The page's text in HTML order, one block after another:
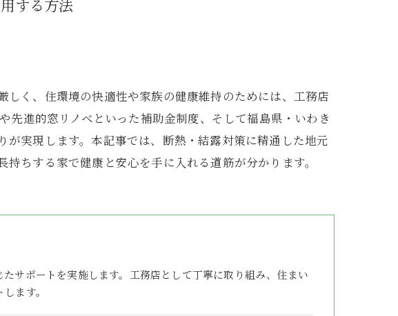
する方法
く、住環境の快適性や家族の健康維持のためには、工務店
進的窓リノベといった補助金制度、そして福島県・いわき
実現します。本記事では、断熱・結露対策に精通した地元
ちする家で健康と安心を手に入れる道筋が分かります。
サポートを実施します。工務店として丁寧に取り組み、住まい
ます。